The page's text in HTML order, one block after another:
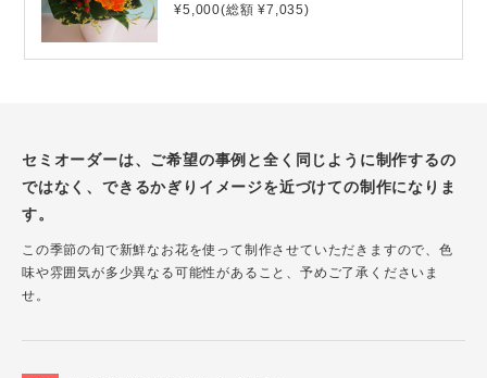
¥5,000(総額 ¥7,035)
セミオーダーは、ご希望の事例と全く同じように制作するの
ではなく、できるかぎりイメージを近づけての制作になりま
す。
この季節の旬で新鮮なお花を使って制作させていただきますので、色
味や雰囲気が多少異なる可能性があること、予めご了承くださいま
せ。